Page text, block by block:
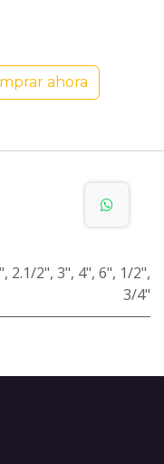
ahora
, 2.1/2", 3", 4", 6", 1/2",
3/4"